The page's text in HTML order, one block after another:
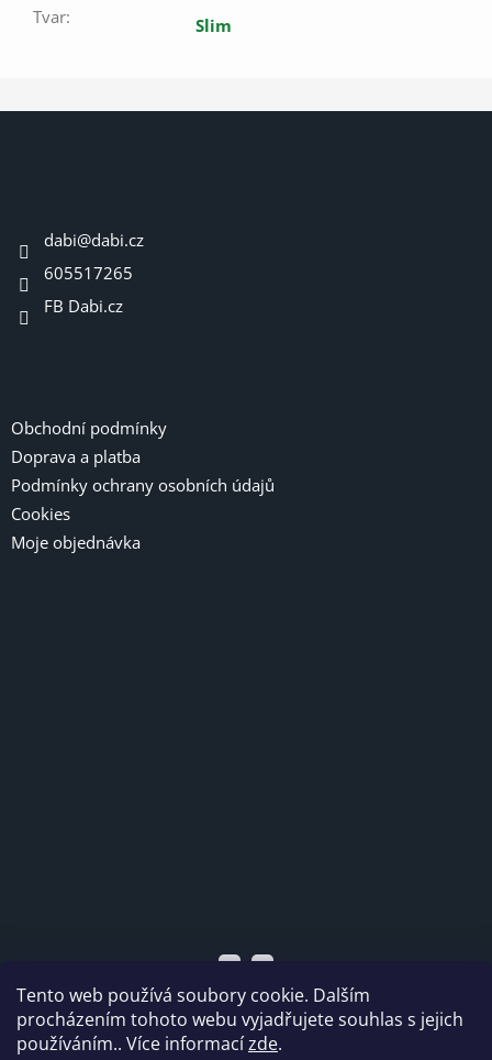
Tento web používá soubory cookie. Dalším
procházením tohoto webu vyjadřujete souhlas s jejich
používáním.. Více informacízde.
Tvar: Slim
dabi@dabi.cz
605517265
FB Dabi.cz
Obchodní podmínky
Doprava a platba
Podmínky ochrany osobních údajů
Cookies
Moje objednávka